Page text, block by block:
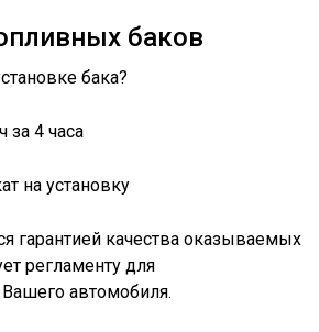
баков
бака?
за 4 часа
на установку
гарантией качества оказываемых
регламенту для
автомобиля.